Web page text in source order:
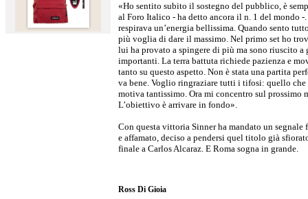
«Ho sentito subito il sostegno del pubblico, è
al Foro Italico - ha detto ancora il n. 1 del mondo
respirava un’energia bellissima. Quando sento
più voglia di dare il massimo. Nel primo set ho
lui ha provato a spingere di più ma sono riuscito a
importanti. La terra battuta richiede pazienza e
tanto su questo aspetto. Non è stata una partita
va bene. Voglio ringraziare tutti i tifosi: quello che
motiva tantissimo. Ora mi concentro sul prossimo
L’obiettivo è arrivare in fondo».
Con questa vittoria Sinner ha mandato un
e affamato, deciso a pendersi quel titolo già
finale a Carlos Alcaraz. E Roma sogna in grande.
Ross Di Gioia